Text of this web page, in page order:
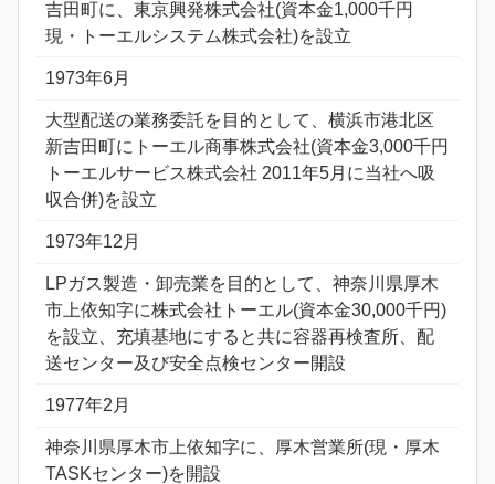
吉田町に、東京興発株式会社(資本金1,000千円
現・トーエルシステム株式会社)を設立
1973年6月
大型配送の業務委託を目的として、横浜市港北区
新吉田町にトーエル商事株式会社(資本金3,000千円
トーエルサービス株式会社 2011年5月に当社へ吸
収合併)を設立
1973年12月
LPガス製造・卸売業を目的として、神奈川県厚木
市上依知字に株式会社トーエル(資本金30,000千円)
を設立、充填基地にすると共に容器再検査所、配
送センター及び安全点検センター開設
1977年2月
神奈川県厚木市上依知字に、厚木営業所(現・厚木
TASKセンター)を開設